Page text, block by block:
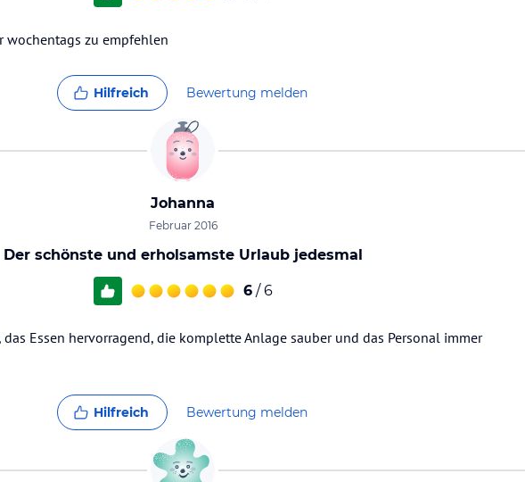
wochentags zu empfehlen
Hilfreich Bewertung melden
Johanna
Februar 2016
Der schönste und erholsamste Urlaub jedesmal
6 / 6
Essen hervorragend, die komplette Anlage sauber und das Personal immer
Hilfreich Bewertung melden